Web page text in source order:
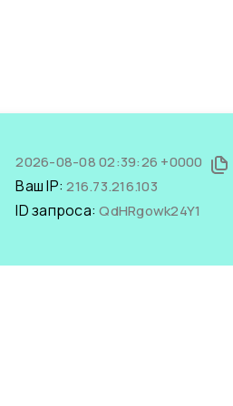
2026-08-08 02:39:26 +0000
Ваш IP:216.73.216.103
ID запроса:QdHRgowk24Y1